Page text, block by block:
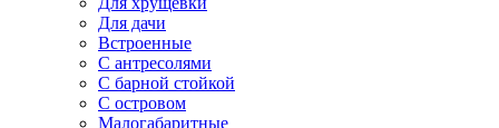
Для дачи
Встроенные
С антресолями
С барной стойкой
С островом
Малогабаритные